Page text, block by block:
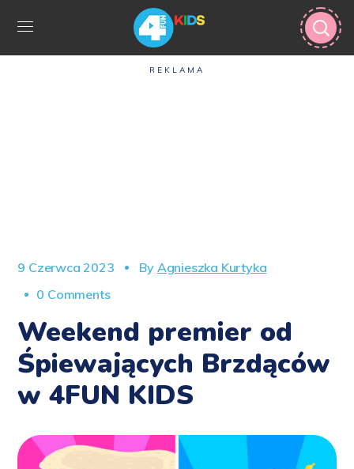
REKLAMA
9 Czerwca 2023 By Agnieszka Kurtyka
0 Comments
Weekend premier od
Śpiewających Brzdąców
w 4FUN KIDS